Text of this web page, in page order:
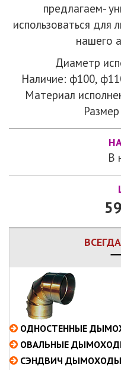
предлагаем-
использоваться
нашего
Диаметр
Наличие: ф100,
Материал
В
ОДНОСТЕННЫЕ
ОВАЛЬНЫЕ
СЭНДВИЧ ДЫМОХОДЫ